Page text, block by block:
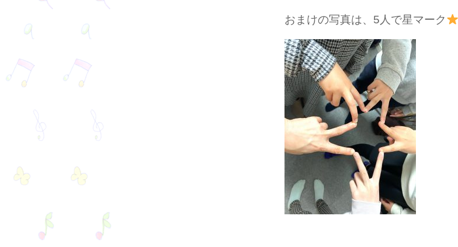
おまけの写真は、5人で星マーク